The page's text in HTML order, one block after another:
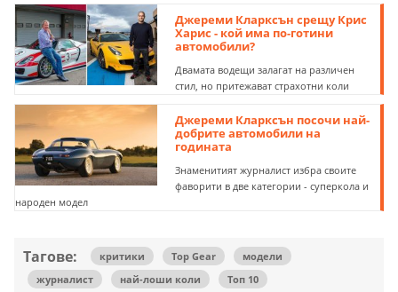
Джереми Кларксън срещу Крис
Харис - кой има по-готини
автомобили?
Двамата водещи залагат на различен
стил, но притежават страхотни коли
Джереми Кларксън посочи най-
добрите автомобили на
годината
Знаменитият журналист избра своите
фаворити в две категории - суперкола и
народен модел
Тагове: критики Top Gear
модели
журналист
най-лоши коли
Топ 10